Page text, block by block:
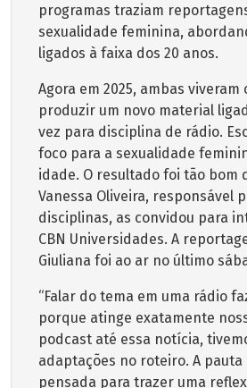
programas traziam
sexualidade feminina,
ligados à faixa dos 20 anos.
Agora em 2025, ambas viveram
produzir um novo material
vez para disciplina de rádio.
foco para a sexualidade
idade. O resultado foi tão bom
Vanessa Oliveira, responsável
disciplinas, as convidou para
CBN Universidades. A
Giuliana foi ao ar no último
“Falar do tema em uma rádio
porque atinge exatamente
podcast até essa notícia,
adaptações no roteiro. A
pensada para trazer uma